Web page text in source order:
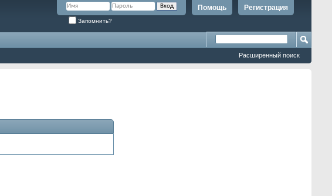
Регистрация
Помощь
Запомнить?
Расширенный поиск